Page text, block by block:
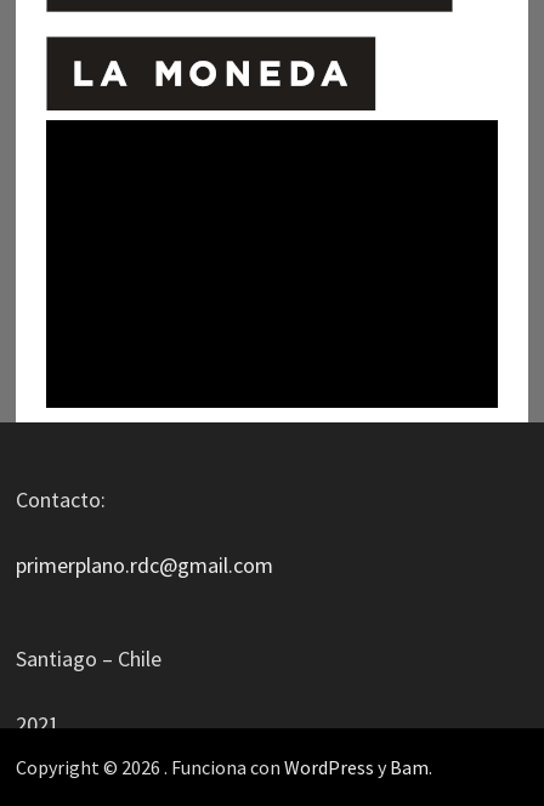
Contacto:
primerplano.rdc@gmail.com
Santiago – Chile
2021
Copyright © 2026 . Funciona con WordPress yBam.